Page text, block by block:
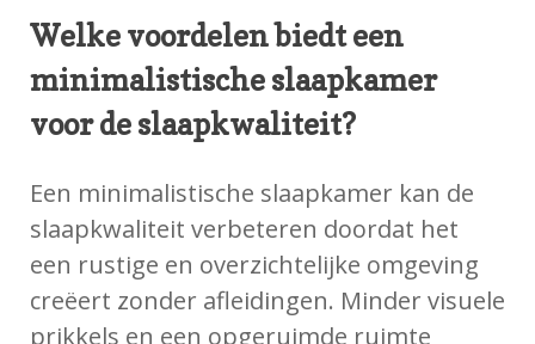
Welke voordelen biedt een
minimalistische slaapkamer
voor de slaapkwaliteit?
Een minimalistische slaapkamer kan de
slaapkwaliteit verbeteren doordat het
een rustige en overzichtelijke omgeving
creëert zonder afleidingen. Minder visuele
prikkels en een opgeruimde ruimte